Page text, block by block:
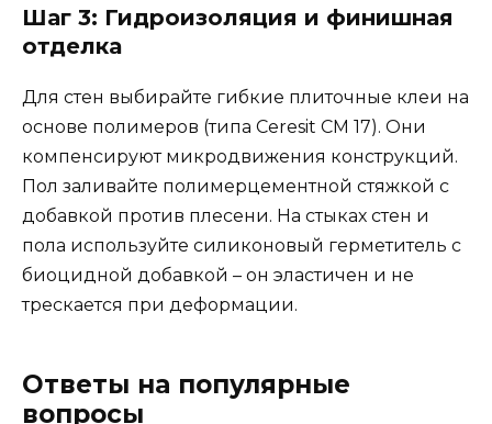
Шаг 3: Гидроизоляция и финишная
отделка
Для стен выбирайте гибкие плиточные клеи на
основе полимеров (типа Ceresit CM 17). Они
компенсируют микродвижения конструкций.
Пол заливайте полимерцементной стяжкой с
добавкой против плесени. На стыках стен и
пола используйте силиконовый герметитель с
биоцидной добавкой – он эластичен и не
трескается при деформации.
Ответы на популярные
вопросы